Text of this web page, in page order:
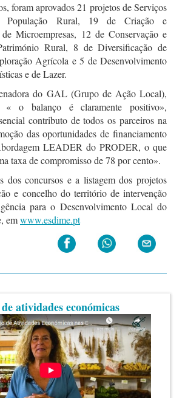
foram aprovados 21 projetos de Serviços
População Rural, 19 de Criação e
Microempresas, 12 de Conservação e
Rural, 8 de Diversificação de
Agrícola e 5 de Desenvolvimento
e de Lazer.
do GAL (Grupo de Ação Local),
« o balanço é claramente positivo»,
contributo de todos os parceiros na
das oportunidades de financiamento
LEADER do PRODER, o que
taxa de compromisso de 78 por cento».
dos concursos e a listagem dos projetos
e concelho do território de intervenção
para o Desenvolvimento Local do
emwww.esdime.pt
atividades económicas